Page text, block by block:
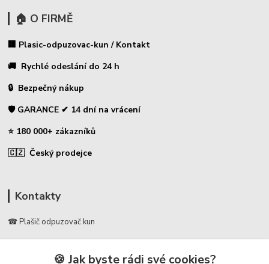
🏠 O FIRMĚ
🏢 Plasic-odpuzovac-kun / Kontakt
🚚 Rychlé odeslání do 24 h
🔒 Bezpečný nákup
🛡️ GARANCE ✔ 14 dní na vrácení
⭐ 180 000+ zákazníků
🇨🇿 Český prodejce
Kontakty
☎ Plašič odpuzovač kun
🍪 Jak byste rádi své cookies?